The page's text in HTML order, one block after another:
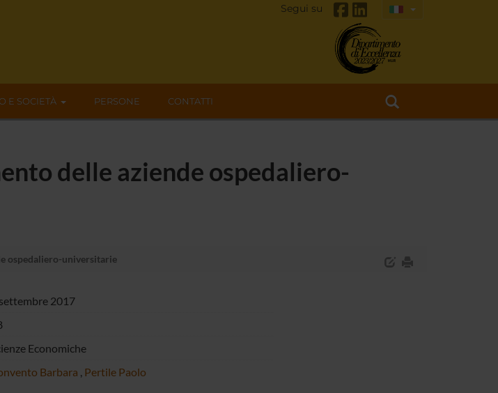
Segui su
E SOCIETÀ PERSONE CONTATTI
delle aziende ospedaliero-
ospedaliero-universitarie
2017
Economiche
Barbara , Pertile Paolo